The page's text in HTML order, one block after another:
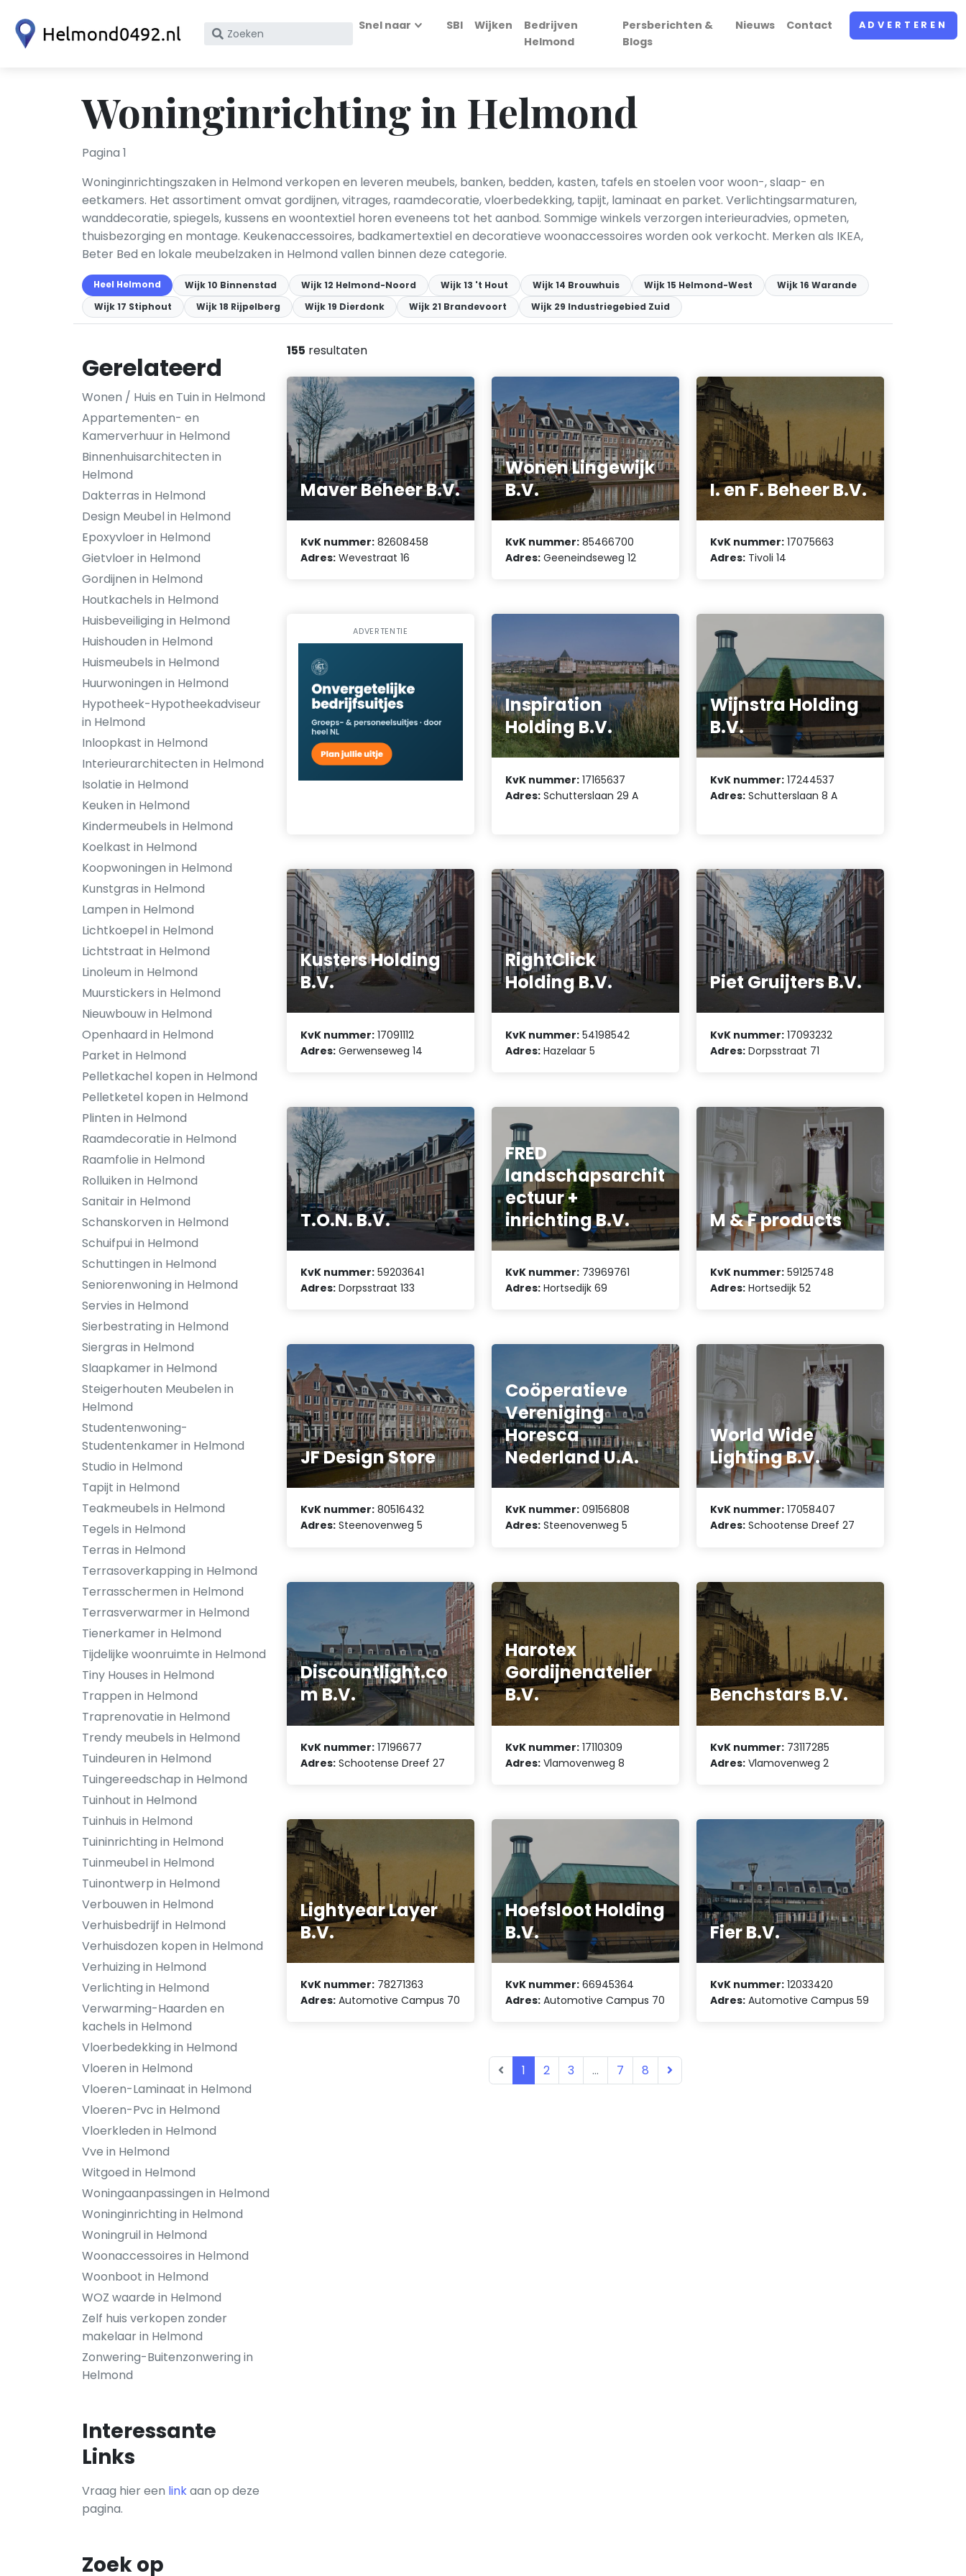
Zoek
KvK
nummer
Snel naar SBI Wijken
Bedrijven
Helmond
Persberichten &
Blogs
Nieuws Contact ADVERTEREN
Woninginrichting in Helmond
Pagina 1
Woninginrichtingszaken in Helmond verkopen en leveren meubels, banken, bedden, kasten, tafels en stoelen voor woon-, slaap- en
eetkamers. Het assortiment omvat gordijnen, vitrages, raamdecoratie, vloerbedekking, tapijt, laminaat en parket. Verlichtingsarmaturen,
wanddecoratie, spiegels, kussens en woontextiel horen eveneens tot het aanbod. Sommige winkels verzorgen interieuradvies, opmeten,
thuisbezorging en montage. Keukenaccessoires, badkamertextiel en decoratieve woonaccessoires worden ook verkocht. Merken als IKEA,
Beter Bed en lokale meubelzaken in Helmond vallen binnen deze categorie.
Heel Helmond Wijk 10 Binnenstad Wijk 12 Helmond-Noord Wijk 13 't Hout Wijk 14 Brouwhuis Wijk 15 Helmond-West
Wijk 16 Warande
Wijk 17 Stiphout
Wijk 18 Rijpelberg Wijk 19 Dierdonk Wijk 21 Brandevoort Wijk 29 Industriegebied Zuid
Gerelateerd
Wonen / Huis en Tuin in Helmond
Appartementen- en
Kamerverhuur in Helmond
Binnenhuisarchitecten in
Helmond
Dakterras in Helmond
Design Meubel in Helmond
Epoxyvloer in Helmond
Gietvloer in Helmond
Gordijnen in Helmond
Houtkachels in Helmond
Huisbeveiliging in Helmond
Huishouden in Helmond
Huismeubels in Helmond
Huurwoningen in Helmond
Hypotheek-Hypotheekadviseur
in Helmond
Inloopkast in Helmond
Interieurarchitecten in Helmond
Isolatie in Helmond
Keuken in Helmond
Kindermeubels in Helmond
Koelkast in Helmond
Koopwoningen in Helmond
Kunstgras in Helmond
Lampen in Helmond
Lichtkoepel in Helmond
Lichtstraat in Helmond
Linoleum in Helmond
Muurstickers in Helmond
Nieuwbouw in Helmond
Openhaard in Helmond
Parket in Helmond
Pelletkachel kopen in Helmond
Pelletketel kopen in Helmond
Plinten in Helmond
Raamdecoratie in Helmond
Raamfolie in Helmond
Rolluiken in Helmond
Sanitair in Helmond
Schanskorven in Helmond
Schuifpui in Helmond
Schuttingen in Helmond
Seniorenwoning in Helmond
Servies in Helmond
Sierbestrating in Helmond
Siergras in Helmond
Slaapkamer in Helmond
Steigerhouten Meubelen in
Helmond
Studentenwoning-
Studentenkamer in Helmond
Studio in Helmond
Tapijt in Helmond
Teakmeubels in Helmond
Tegels in Helmond
Terras in Helmond
Terrasoverkapping in Helmond
Terrasschermen in Helmond
Terrasverwarmer in Helmond
Tienerkamer in Helmond
Tijdelijke woonruimte in Helmond
Tiny Houses in Helmond
Trappen in Helmond
Traprenovatie in Helmond
Trendy meubels in Helmond
Tuindeuren in Helmond
Tuingereedschap in Helmond
Tuinhout in Helmond
Tuinhuis in Helmond
Tuininrichting in Helmond
Tuinmeubel in Helmond
Tuinontwerp in Helmond
Verbouwen in Helmond
Verhuisbedrijf in Helmond
Verhuisdozen kopen in Helmond
Verhuizing in Helmond
Verlichting in Helmond
Verwarming-Haarden en
kachels in Helmond
Vloerbedekking in Helmond
Vloeren in Helmond
Vloeren-Laminaat in Helmond
Vloeren-Pvc in Helmond
Vloerkleden in Helmond
Vve in Helmond
Witgoed in Helmond
Woningaanpassingen in Helmond
Woninginrichting in Helmond
Woningruil in Helmond
Woonaccessoires in Helmond
Woonboot in Helmond
WOZ waarde in Helmond
Zelf huis verkopen zonder
makelaar in Helmond
Zonwering-Buitenzonwering in
Helmond
Interessante
Links
Vraag hier een linkaan op deze
pagina.
Zoek op
155 resultaten
Maver Beheer B.V.
KvK nummer: 82608458
Adres: Wevestraat 16
Wonen Lingewijk
B.V.
KvK nummer: 85466700
Adres: Geeneindseweg 12
I. en F. Beheer B.V.
KvK nummer: 17075663
Adres: Tivoli 14
ADVERTENTIE
Inspiration
Holding B.V.
KvK nummer: 17165637
Adres: Schutterslaan 29 A
Wijnstra Holding
B.V.
KvK nummer: 17244537
Adres: Schutterslaan 8 A
Kusters Holding
B.V.
KvK nummer: 17091112
Adres: Gerwenseweg 14
RightClick
Holding B.V.
KvK nummer: 54198542
Adres: Hazelaar 5
Piet Gruijters B.V.
KvK nummer: 17093232
Adres: Dorpsstraat 71
T.O.N. B.V.
KvK nummer: 59203641
Adres: Dorpsstraat 133
FRED
landschapsarchit
ectuur +
inrichting B.V.
KvK nummer: 73969761
Adres: Hortsedijk 69
M & F products
KvK nummer: 59125748
Adres: Hortsedijk 52
JF Design Store
KvK nummer: 80516432
Adres: Steenovenweg 5
Coöperatieve
Vereniging
Horesca
Nederland U.A.
KvK nummer: 09156808
Adres: Steenovenweg 5
World Wide
Lighting B.V.
KvK nummer: 17058407
Adres: Schootense Dreef 27
Discountlight.co
m B.V.
KvK nummer: 17196677
Adres: Schootense Dreef 27
Harotex
Gordijnenatelier
B.V.
KvK nummer: 17110309
Adres: Vlamovenweg 8
Benchstars B.V.
KvK nummer: 73117285
Adres: Vlamovenweg 2
Lightyear Layer
B.V.
KvK nummer: 78271363
Adres: Automotive Campus 70
Hoefsloot Holding
B.V.
KvK nummer: 66945364
Adres: Automotive Campus 70
Fier B.V.
KvK nummer: 12033420
Adres: Automotive Campus 59
1 2 3 ... 7 8